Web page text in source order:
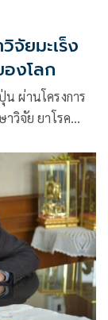
จัยมะเร็ง
งโลก
ผ่านโครงการ
วิจัย ยาโรค